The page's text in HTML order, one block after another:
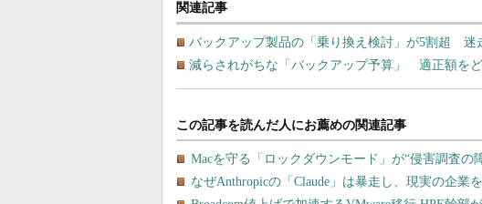
関連記事
バックアップ製品の「乗り換え検討」が5割超 迷
減らされがちな「バックアップ予算」 適正額を